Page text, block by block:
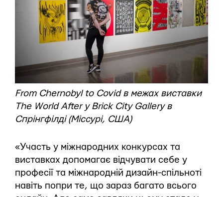
From Chernobyl to Covid в межах виставки
The World After у Brick City Gallery в
Спрінгфілді (Міссурі, США)
«Участь у міжнародних конкурсах та
виставках допомагає відчувати себе у
професії та міжнародній дизайн-спільноті
навіть попри те, що зараз багато всього